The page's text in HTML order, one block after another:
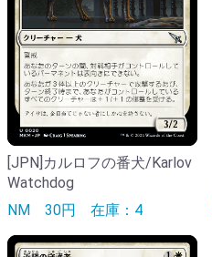
[JPN]カルロフの番犬/Karlov
Watchdog
NM 30円 在庫：4